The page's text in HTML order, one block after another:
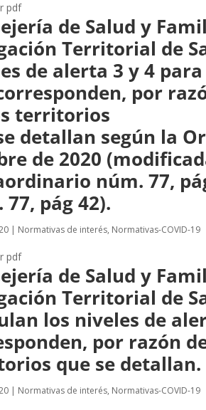
pdf
de Salud y
Territorial de
de alerta 3 y 4
por
territorios
detallan según la
de 2020
núm. 77,
77, pág 42).
| Normativas de interés, Normativas-COVID-19
pdf
de Salud y
Territorial de
los niveles de
por razón
que se detallan.
| Normativas de interés, Normativas-COVID-19